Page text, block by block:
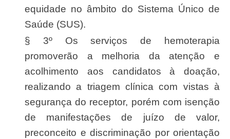
equidade no âmbito do Sistema Único de
Saúde (SUS).
§ 3º Os serviços de hemoterapia
promoverão a melhoria da atenção e
acolhimento aos candidatos à doação,
realizando a triagem clínica com vistas à
segurança do receptor, porém com isenção
de manifestações de juízo de valor,
preconceito e discriminação por orientação